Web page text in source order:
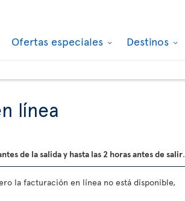
Ofertas especiales Destinos
línea
de la salida y hasta las 2 horas antes de salir.
la facturación en línea no está disponible,